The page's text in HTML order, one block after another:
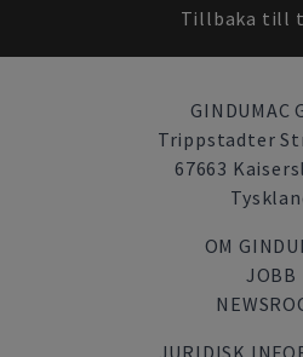
Tillbaka till
GINDUMAC
Trippstadter
67663
OM
JOBB
JURIDISK